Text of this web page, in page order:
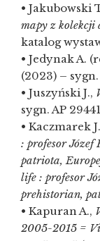
• Jakubowski
mapy z kolekcji
katalog
• Jedynak A.
(2023) –
• Juszyński J.,
sygn. AP 29441
• Kaczmarek
: profesor
patriota,
life : profesor
prehistorian,
• Kapuran A.,
2005-2015 =